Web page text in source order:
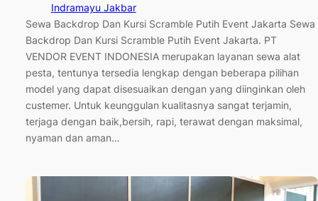
Indramayu Jakbar
Sewa Backdrop Dan Kursi Scramble Putih Event Jakarta Sewa
Backdrop Dan Kursi Scramble Putih Event Jakarta. PT
VENDOR EVENT INDONESIA merupakan layanan sewa alat
pesta, tentunya tersedia lengkap dengan beberapa pilihan
model yang dapat disesuaikan dengan yang diinginkan oleh
custemer. Untuk keunggulan kualitasnya sangat terjamin,
terjaga dengan baik,bersih, rapi, terawat dengan maksimal,
nyaman dan aman…